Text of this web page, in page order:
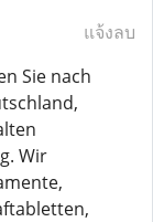
แจ้งลบ
Sie nach
Wir